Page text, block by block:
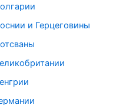
и Герцеговины